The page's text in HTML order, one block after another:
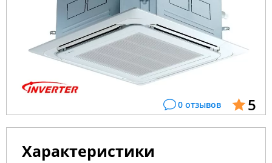
0 отзывов 5
Характеристики